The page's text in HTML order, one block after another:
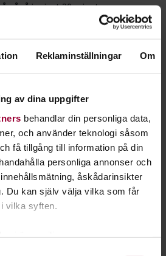
Reklaminställningar Om
av dina uppgifter
behandlar din personliga data,
och använder teknologi såsom
få tillgång till information på din
personliga annonser och
åskådarinsikter
Du kan själv välja vilka som får
vilka syften.
pågå i minst 30 minuter,
tillfälle och med alla deltagare
Det är viktigt, inte
utan också för att exempelvis
säkerhetsföreskrifter, vilka
med mera.
och i inbjudan